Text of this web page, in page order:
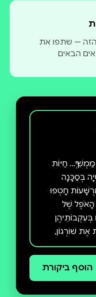
הזה — שתפו את
הבאים
חַיּוֹת
בְּסַכָּנָה
חָטְפוּ
הָאֹפֶל שֶׁל
בְּעִקְבוֹתֵיהֶן
שׁוֹרְגוֹן,
וְחֶצְיוֹ שׁוֹר.
שׁוּם
רַק אֹמֶץ
הוסף ביקורת